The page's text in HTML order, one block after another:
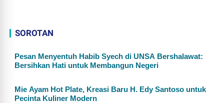
SOROTAN
Pesan Menyentuh Habib Syech di UNSA Bershalawat:
Bersihkan Hati untuk Membangun Negeri
Mie Ayam Hot Plate, Kreasi Baru H. Edy Santoso untuk
Pecinta Kuliner Modern